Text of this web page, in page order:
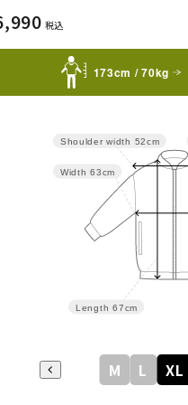
税込
173cm / 70kg
Length 67cm
Width 63cm
Shoulder width 52cm
M L XL